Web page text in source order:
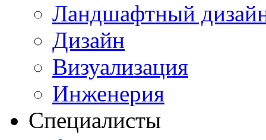
Ландшафтный
Дизайн
Визуализация
Инженерия
Специалисты